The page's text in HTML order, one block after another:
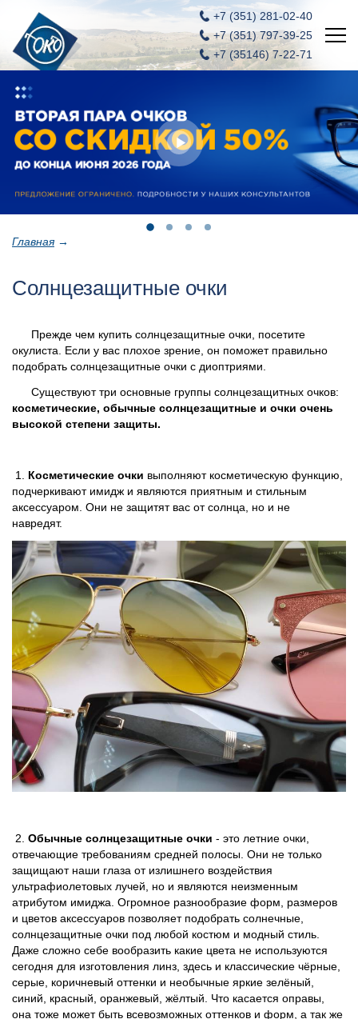
+7 (351) 281-02-40
+7 (351)797-39-25
+7 (35146) 7-22-71
Главная
Новости
Услуги
Акции
ОКО - салон оптики и контактных линз
Главная →
Солнцезащитные очки
Прежде чем купить солнцезащитные очки, посетите
окулиста. Если у вас плохое зрение, он поможет правильно
подобрать солнцезащитные очки с диоптриями.
Существуют три основные группы солнцезащитных очков:
косметические, обычные солнцезащитные и очки очень
высокой степени защиты.
1. Косметические очки выполняют косметическую функцию,
подчеркивают имидж и являются приятным и стильным
аксессуаром. Они не защитят вас от солнца, но и не
навредят.
2. Обычные солнцезащитные очки - это летние очки,
отвечающие требованиям средней полосы. Они не только
защищают наши глаза от излишнего воздействия
ультрафиолетовых лучей, но и являются неизменным
атрибутом имиджа. Огромное разнообразие форм, размеров
и цветов аксессуаров позволяет подобрать солнечные,
солнцезащитные очки под любой костюм и модный стиль.
Даже сложно себе вообразить какие цвета не используются
сегодня для изготовления линз, здесь и классические чёрные,
серые, коричневый оттенки и необычные яркие зелёный,
синий, красный, оранжевый, жёлтый. Что касается оправы,
она тоже может быть всевозможных оттенков и форм, а так же